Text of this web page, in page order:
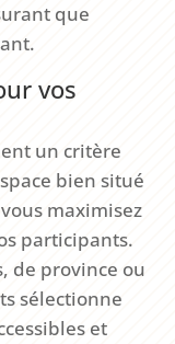
que
vos
un critère
bien situé
maximisez
participants.
de province ou
sélectionne
et